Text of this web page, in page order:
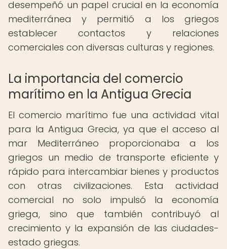
desempeñó un papel crucial en la economía
mediterránea y permitió a los griegos
establecer contactos y relaciones
comerciales con diversas culturas y regiones.
La importancia del comercio
marítimo en la Antigua Grecia
El comercio marítimo fue una actividad vital
para la Antigua Grecia, ya que el acceso al
mar Mediterráneo proporcionaba a los
griegos un medio de transporte eficiente y
rápido para intercambiar bienes y productos
con otras civilizaciones. Esta actividad
comercial no solo impulsó la economía
griega, sino que también contribuyó al
crecimiento y la expansión de las ciudades-
estado griegas.